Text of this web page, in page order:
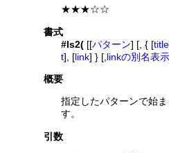
★★★☆☆
書式
#ls2( [[パターン] [, { [title
t], [link] } [, linkの別名表
概要
指定したパターンで始
す。
引数